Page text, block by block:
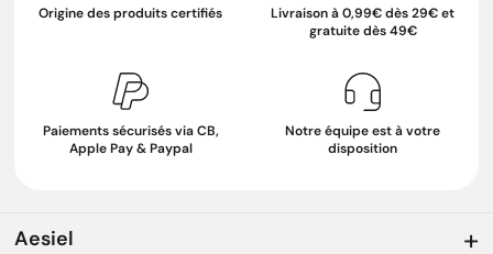
Origine des produits certifiés
Livraison à 0,99€ dès 29€ et
gratuite dès 49€
Paiements sécurisés via CB,
Apple Pay & Paypal
Notre équipe est à votre
disposition
Aesiel